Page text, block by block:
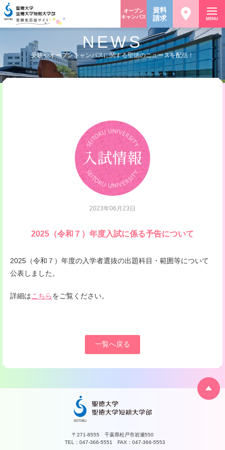
オープン
キャンパス
資料
請求
MENU
NEWS
受験やオープンキャンパスに関する聖徳のニュースを配信！
2023年06月23日
2025（令和７）年度入試に係る予告について
2025（令和７）年度の入学者選抜の出題科目・範囲等について
公表しました。
詳細はこちらをご覧ください。
一覧へ戻る
〒271-8555 千葉県松戸市岩瀬550
TEL：047-366-5551 FAX：047-366-5553